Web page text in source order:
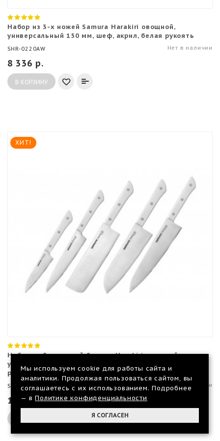
Набор из 3-х ножей Samura Harakiri овощной,
универсальный 150 мм, шеф, акрил, белая рукоять
SHR-0220AW Нет в наличии
8 336 р.
В КОРЗИНУ
ХИТ!
Набор из 5-ти ножей Samura Harakiri овощной,
универсальный 150 мм, накири, сантоку, шеф, белая
рукоять
SHR-0250W Нет в наличии
13 649 р.
Мы используем cookie для работы сайта и
аналитики. Продолжая пользоваться сайтом, вы
соглашаетесь с их использованием. Подробнее
— вПолитике конфиденциальности
Я СОГЛАСЕН